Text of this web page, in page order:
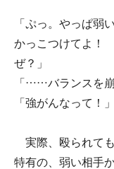
「ぷっ。やっぱ
かっこつけてよ！
ぜ？」
「……バランスを
「強がんなって！」
実際、殴られて
特有の、弱い相手